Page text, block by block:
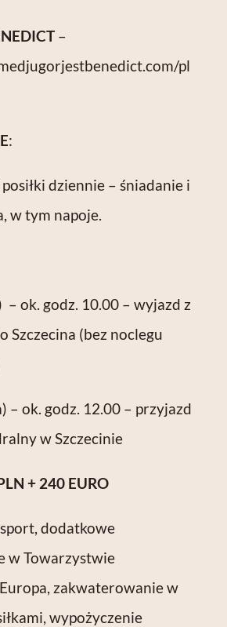
–
pl
:
dziennie – śniadanie i
w tym napoje.
ok. godz. 10.00 – wyjazd z
Szczecina (bez noclegu
– ok. godz. 12.00 – przyjazd
w Szczecinie
+ 240 EURO
dodatkowe
w Towarzystwie
zakwaterowanie w
wypożyczenie